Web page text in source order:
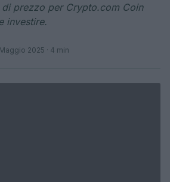
prezzo per Crypto.com Coin
investire.
2025 · 4 min